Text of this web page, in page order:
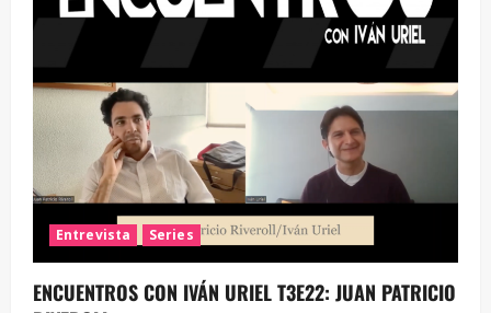
Entrevista Series
ENCUENTROS CON IVÁN URIEL T3E22: JUAN PATRICIO